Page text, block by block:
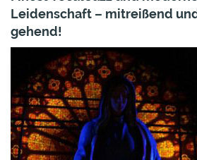
Leidenschaft – mitreißend
gehend!